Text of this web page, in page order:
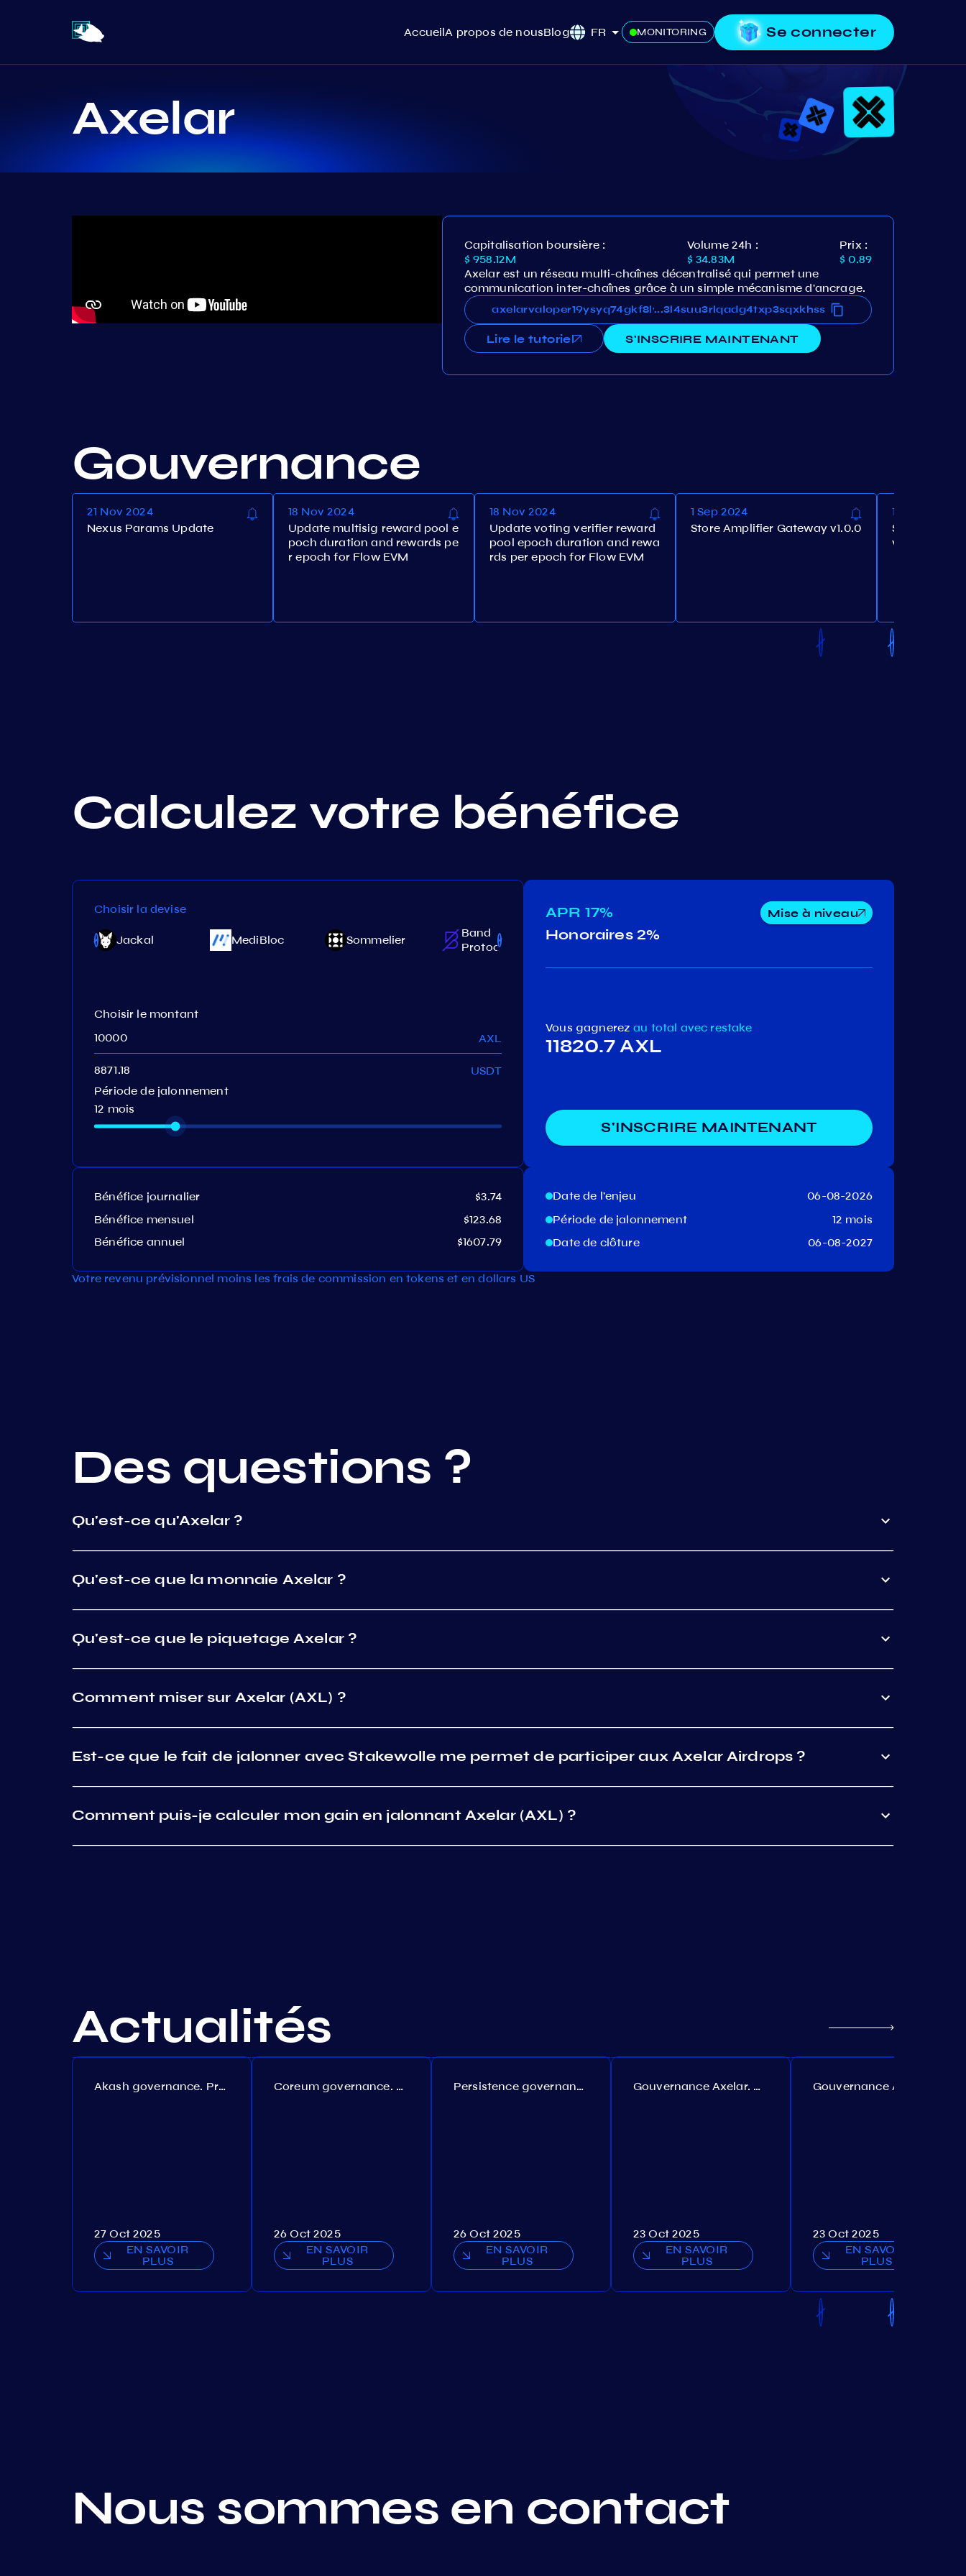
AccueilA propos de nousBlog FR MONITORING Se connecter
Axelar
Capitalisation boursière :
$ 958.12M
Volume 24h :
$ 34.83M
Prix :
$ 0.89
Axelar est un réseau multi-chaînes décentralisé qui permet une
communication inter-chaînes grâce à un simple mécanisme d'ancrage.
axelarvaloper19ysyq74gkf8lv3l4suu3rlqadg4txp3sqxkhss
...
axelarvaloper19ysyq74gkf8lv3l4suu3rlqadg4txp3sqxkhss
Lire le tutoriel S'INSCRIRE MAINTENANT
Gouvernance
21 Nov 2024
Nexus Params Update
18 Nov 2024
Update multisig reward pool e
poch duration and rewards pe
r epoch for Flow EVM
18 Nov 2024
Update voting verifier reward
pool epoch duration and rewa
rds per epoch for Flow EVM
1 Sep 2024
Store Amplifier Gateway v1.0.0
1 Sep 2024
Store
v1.0.0
Calculez votre bénéfice
Choisir la devise
Jackal MediBloc Sommelier
Band
Protocol
Lum
Choisir le montant
AXL
USDT
Période de jalonnement
12 mois
Bénéfice journalier
$3.74
Bénéfice mensuel
$123.68
Bénéfice annuel
$1607.79
APR 17% Mise à niveau
Honoraires2%
Vous gagnerez au total avec restake
11820.7 AXL
S'INSCRIRE MAINTENANT
Date de l'enjeu
06-08-2026
Période de jalonnement
12 mois
Date de clôture
06-08-2027
Votre revenu prévisionnel moins les frais de commission en tokens et en dollars US
Des questions ?
Qu'est-ce qu'Axelar ?
Qu'est-ce que la monnaie Axelar ?
Qu'est-ce que le piquetage Axelar ?
Comment miser sur Axelar (AXL) ?
Est-ce que le fait de jalonner avec Stakewolle me permet de participer aux Axelar Airdrops ?
Comment puis-je calculer mon gain en jalonnant Axelar (AXL) ?
Actualités
Akash governance. Proposal №308
27 Oct 2025
EN SAVOIR
PLUS
Coreum governance. Proposal №22
26 Oct 2025
EN SAVOIR
PLUS
Persistence governance. Proposal №150
26 Oct 2025
EN SAVOIR
PLUS
Gouvernance Axelar. Proposition №385
23 Oct 2025
EN SAVOIR
PLUS
23 Oct 2025
EN SAVOIR
PLUS
Nous sommes en contact